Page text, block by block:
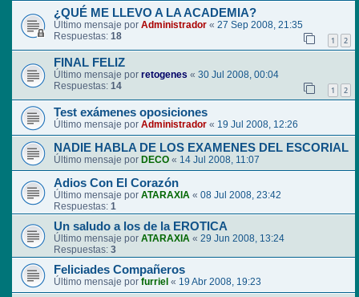
¿QUÉ ME LLEVO A LA ACADEMIA?
Último mensaje por Administrador « 27 Sep 2008, 21:35
Respuestas: 18 1 2
FINAL FELIZ
Último mensaje por retogenes « 30 Jul 2008, 00:04
Respuestas: 14 1 2
Test exámenes oposiciones
Último mensaje por Administrador « 19 Jul 2008, 12:26
NADIE HABLA DE LOS EXAMENES DEL ESCORIAL
Último mensaje por DECO « 14 Jul 2008, 11:07
Adios Con El Corazón
Último mensaje por ATARAXIA « 08 Jul 2008, 23:42
Respuestas: 1
Un saludo a los de la EROTICA
Último mensaje por ATARAXIA « 29 Jun 2008, 13:24
Respuestas: 3
Feliciades Compañeros
Último mensaje por furriel « 19 Abr 2008, 19:23